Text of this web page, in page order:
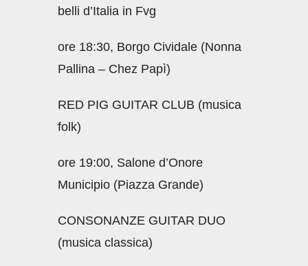
belli d’Italia in Fvg
ore 18:30, Borgo Cividale (Nonna
Pallina – Chez Papì)
RED PIG GUITAR CLUB (musica
folk)
ore 19:00, Salone d’Onore
Municipio (Piazza Grande)
CONSONANZE GUITAR DUO
(musica classica)